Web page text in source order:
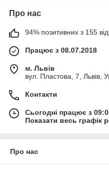
Про нас
94% позитивних з 155
Працює з 08.07.2018
м. Львів
вул. Пластова, 7, Львів,
Контакти
Сьогодні працює з
Показати весь графік
Про нас